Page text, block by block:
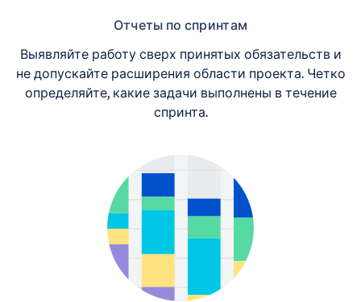
Отчеты по спринтам
Выявляйте работу сверх принятых обязательств и
не допускайте расширения области проекта. Четко
определяйте, какие задачи выполнены в течение
спринта.